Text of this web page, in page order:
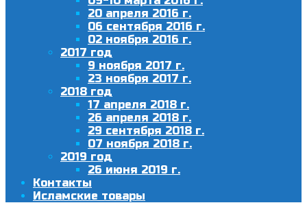
20 апреля 2016 г.
06 сентября 2016 г.
02 ноября 2016 г.
2017 год
9 ноября 2017 г.
23 ноября 2017 г.
2018 год
17 апреля 2018 г.
26 апреля 2018 г.
29 сентября 2018 г.
07 ноября 2018 г.
2019 год
26 июня 2019 г.
Контакты
Исламские товары